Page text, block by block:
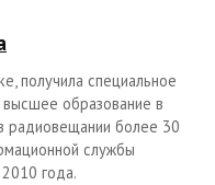
получила специальное
образование в
более 30
службы
года.